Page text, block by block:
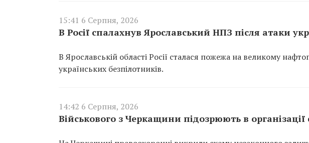
15:41 6 Серпня, 2026
В Росії спалахнув Ярославський НПЗ після атаки
В Ярославській області Росії сталася пожежа на великому
українських безпілотників.
14:42 6 Серпня, 2026
Військового з Черкащини підозрюють в